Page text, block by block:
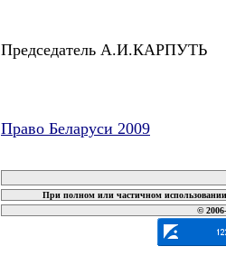
Председатель А.И.КАРПУТЬ
Право Беларуси 2009
При полном или частичном
©